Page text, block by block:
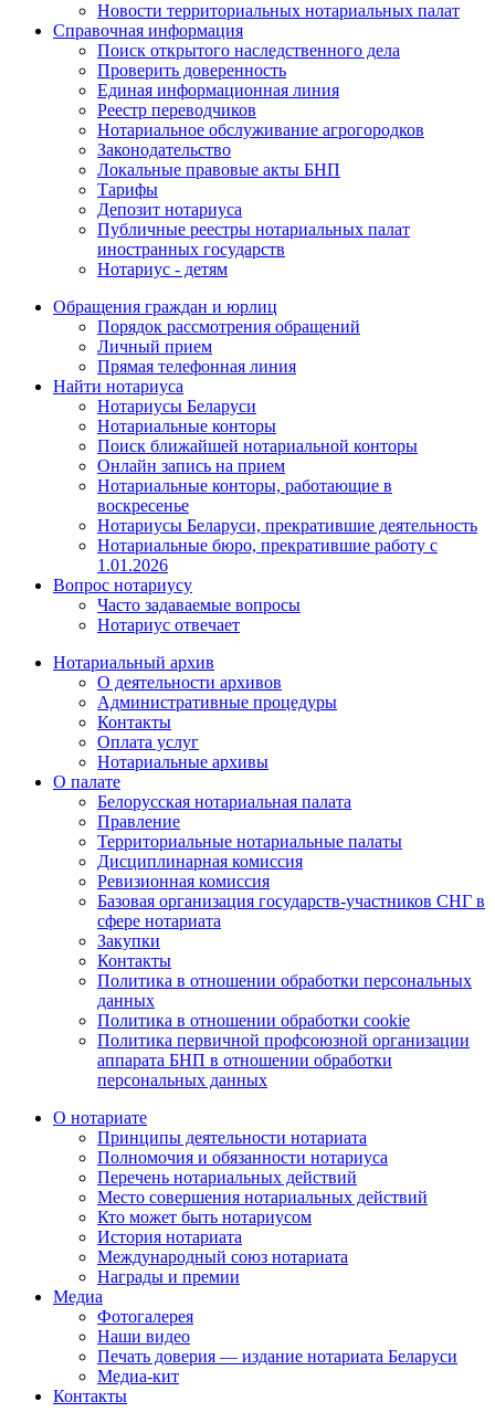
Новости территориальных нотариальных палат
Справочная информация
Поиск открытого наследственного дела
Проверить доверенность
Единая информационная линия
Реестр переводчиков
Нотариальное обслуживание агрогородков
Законодательство
Локальные правовые акты БНП
Тарифы
Депозит нотариуса
Публичные реестры нотариальных палат
иностранных государств
Нотариус - детям
Обращения граждан и юрлиц
Порядок рассмотрения обращений
Личный прием
Прямая телефонная линия
Найти нотариуса
Нотариусы Беларуси
Нотариальные конторы
Поиск ближайшей нотариальной конторы
Онлайн запись на прием
Нотариальные конторы, работающие в
воскресенье
Нотариусы Беларуси, прекратившие деятельность
Нотариальные бюро, прекратившие работу с
1.01.2026
Вопрос нотариусу
Часто задаваемые вопросы
Нотариус отвечает
Нотариальный архив
О деятельности архивов
Административные процедуры
Контакты
Оплата услуг
Нотариальные архивы
О палате
Белорусская нотариальная палата
Правление
Территориальные нотариальные палаты
Дисциплинарная комиссия
Ревизионная комиссия
Базовая организация государств-участников СНГ в
сфере нотариата
Закупки
Контакты
Политика в отношении обработки персональных
данных
Политика в отношении обработки cookie
Политика первичной профсоюзной организации
аппарата БНП в отношении обработки
персональных данных
О нотариате
Принципы деятельности нотариата
Полномочия и обязанности нотариуса
Перечень нотариальных действий
Место совершения нотариальных действий
Кто может быть нотариусом
История нотариата
Международный союз нотариата
Награды и премии
Медиа
Фотогалерея
Наши видео
Печать доверия — издание нотариата Беларуси
Медиа-кит
Контакты